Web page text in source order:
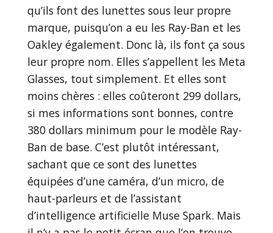
qu’ils font des lunettes sous leur propre
marque, puisqu’on a eu les Ray-Ban et les
Oakley également. Donc là, ils font ça sous
leur propre nom. Elles s’appellent les Meta
Glasses, tout simplement. Et elles sont
moins chères : elles coûteront 299 dollars,
si mes informations sont bonnes, contre
380 dollars minimum pour le modèle Ray-
Ban de base. C’est plutôt intéressant,
sachant que ce sont des lunettes
équipées d’une caméra, d’un micro, de
haut-parleurs et de l’assistant
d’intelligence artificielle Muse Spark. Mais